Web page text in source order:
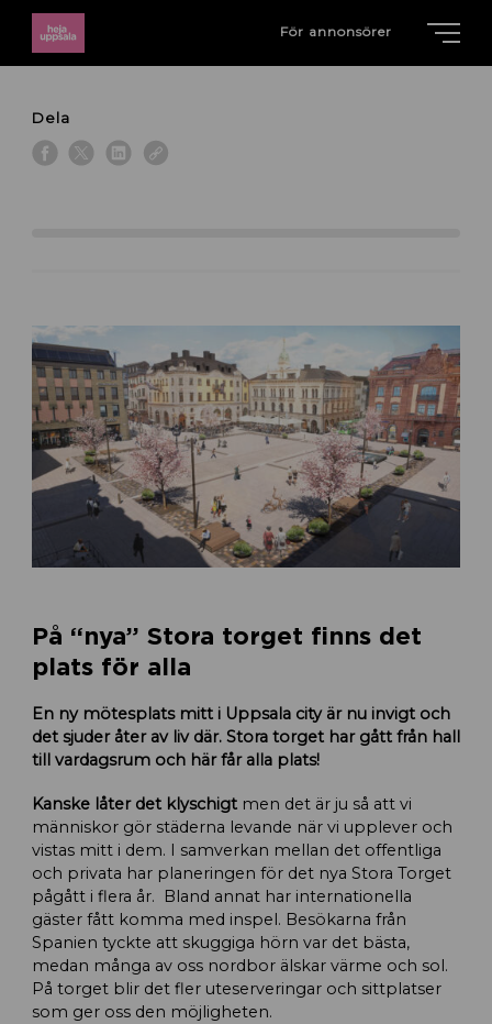
För annonsörer
Dela
På “nya” Stora torget finns det
plats för alla
En ny mötesplats mitt i Uppsala city är nu invigt och
det sjuder åter av liv där. Stora torget har gått från hall
till vardagsrum och här får alla plats!
Kanske låter det klyschigtmen det är ju så att vi
människor gör städerna levande när vi upplever och
vistas mitt i dem. I samverkan mellan det offentliga
och privata har planeringen för det nya Stora Torget
pågått i flera år. Bland annat har internationella
gäster fått komma med inspel. Besökarna från
Spanien tyckte att skuggiga hörn var det bästa,
medan många av oss nordbor älskar värme och sol.
På torget blir det fler uteserveringar och sittplatser
som ger oss den möjligheten.